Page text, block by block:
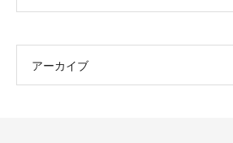
アーカイブ